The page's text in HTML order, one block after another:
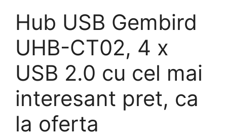
Hub USB Gembird
UHB-CT02, 4 x
USB 2.0 cu cel mai
interesant pret, ca
la oferta